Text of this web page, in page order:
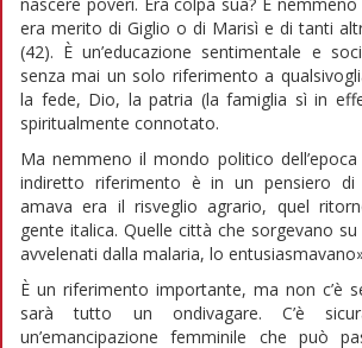
era merito di Giglio o di Marisì e di tanti
(42). È un’educazione sentimentale e
senza mai un solo riferimento a
la fede, Dio, la patria (la famiglia sì in
spiritualmente connotato.
Ma nemmeno il mondo politico dell’epoca
indiretto riferimento è in un pensiero di
amava era il risveglio agrario, quel
gente italica. Quelle città che sorgevano
avvelenati dalla malaria, lo
È un riferimento importante, ma non c’è
sarà tutto un ondivagare. C’è
un’emancipazione femminile che può